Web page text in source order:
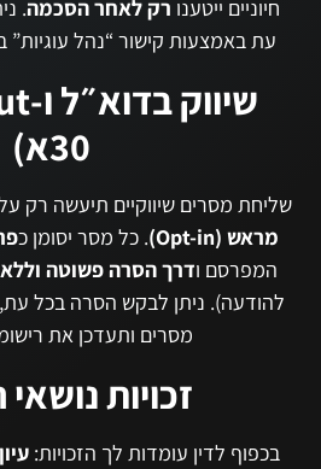
חיוניים ייטענו רק לאחר הסכמה.
עת באמצעות קישור “נהל
30א)
שליחת מסרים שיווקיים תיעשה רק
מראש (Opt-in)
. כל מסר יסומן כ
המפרסם ודרך הסרה פשוטה
להודעה). ניתן לבקש הסרה בכל
מסרים ותעדכן את
זכויות
בכפוף לדין עומדות לך הזכויות: עיון